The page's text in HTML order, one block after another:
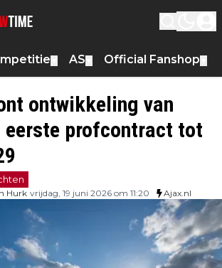
AS Official Fanshop
ontwikkeling van
eerste profcontract tot
Hurk vrijdag, 19 juni 2026 om 11:20 Ajax.nl